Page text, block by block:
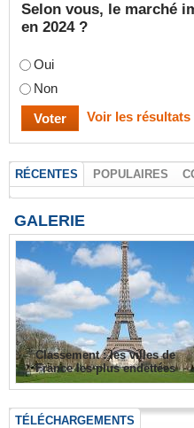
Selon vous, le marché
en 2024 ?
Oui
Non
Voir les résultats
RÉCENTES POPULAIRES
GALERIE
Classement : les villes de
France les plus endettées
TÉLÉCHARGEMENTS